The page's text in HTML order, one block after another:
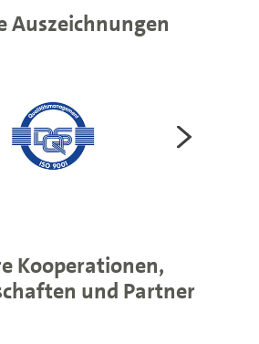
Auszeichnungen
Kooperationen,
und Partner